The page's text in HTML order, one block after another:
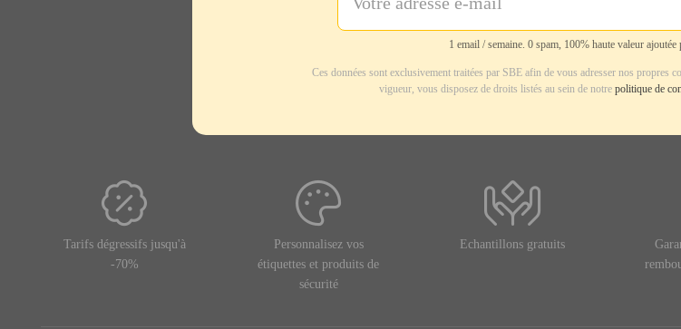
1 email / semaine. 0 spam, 100% haute valeur ajoutée
Ces données sont exclusivement traitées par SBE afin de vous adresser nos propres
vigueur, vous disposez de droits listés au sein de notre politique de
Tarifs dégressifs jusqu'à
-70%
Personnalisez vos
étiquettes et produits de
sécurité
Echantillons gratuits